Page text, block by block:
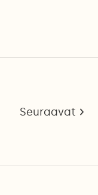
Seuraavat